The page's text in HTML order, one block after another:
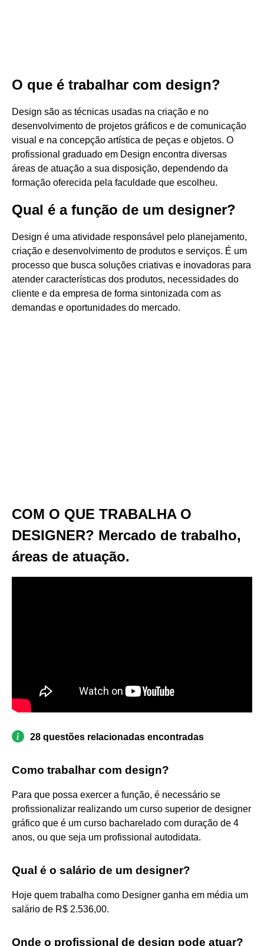
O que é trabalhar com design?
Design são as técnicas usadas na criação e no
desenvolvimento de projetos gráficos e de comunicação
visual e na concepção artística de peças e objetos. O
profissional graduado em Design encontra diversas
áreas de atuação a sua disposição, dependendo da
formação oferecida pela faculdade que escolheu.
Qual é a função de um designer?
Design é uma atividade responsável pelo planejamento,
criação e desenvolvimento de produtos e serviços. É um
processo que busca soluções criativas e inovadoras para
atender características dos produtos, necessidades do
cliente e da empresa de forma sintonizada com as
demandas e oportunidades do mercado.
COM O QUE TRABALHA O
DESIGNER? Mercado de trabalho,
áreas de atuação.
28 questões relacionadas encontradas
Como trabalhar com design?
Para que possa exercer a função, é necessário se
profissionalizar realizando um curso superior de designer
gráfico que é um curso bacharelado com duração de 4
anos, ou que seja um profissional autodidata.
Qual é o salário de um designer?
Hoje quem trabalha como Designer ganha em média um
salário de R$ 2.536,00.
Onde o profissional de design pode atuar?